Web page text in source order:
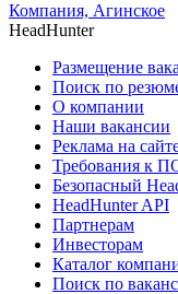
Компания, Агинское
HeadHunter
Размещение
Поиск по
О компании
Наши вакансии
Реклама на
Требования к
Безопасный
HeadHunter API
Партнерам
Инвесторам
Каталог
Поиск по